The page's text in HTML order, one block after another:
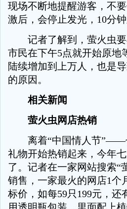
现场不断地提醒游客，不
激后，会停止发光，10分
记者了解到，萤火虫要
市民在下午5点就开始原地
陆续增加到上万人，也是
的原因。
相关新闻
萤火虫网店热销
离着“中国情人节”——七
礼物开始热销起来，今年
了。记者在一家网站搜索“
销售，一家最火的网店1个
标价，如每59只199元，